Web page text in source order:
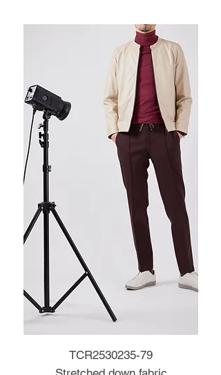
TCR2530235-79